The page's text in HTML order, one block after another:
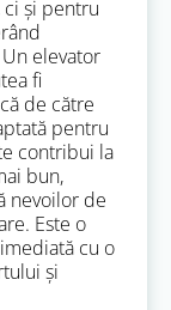
și pentru
elevator
fi
de către
pentru
contribui la
bun,
nevoilor de
Este o
cu o
și